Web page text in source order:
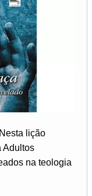
Nesta lição
Adultos
na teologia